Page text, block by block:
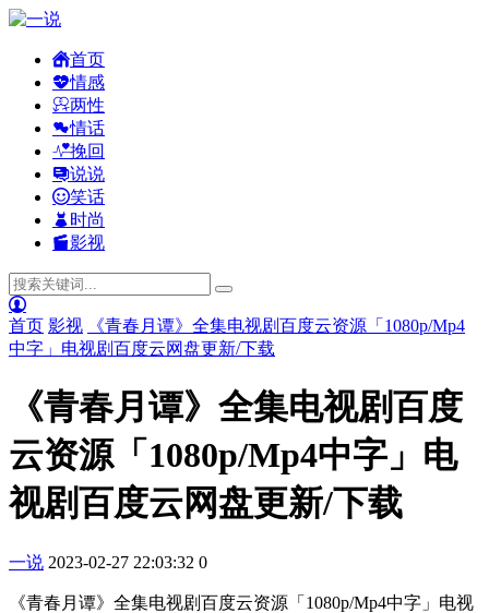
首页
情感
两性
情话
挽回
说说
笑话
时尚
影视
首页 影视
《青春月谭》全集电视剧百度云资源「1080p/Mp4
中字」电视剧百度云网盘更新/下载
《青春月谭》全集电视剧百度
云资源「1080p/Mp4中字」电
视剧百度云网盘更新/下载
一说 2023-02-27 22:03:32 0
《青春月谭》全集电视剧百度云资源「1080p/Mp4中字」电视